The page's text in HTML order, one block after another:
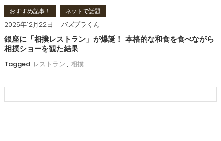
おすすめ記事！ ネットで話題
2025年12月22日 バズプラくん
銀座に「相撲レストラン」が爆誕！ 本格的な和食を食べながら
相撲ショーを観た結果
Tagged レストラン , 相撲